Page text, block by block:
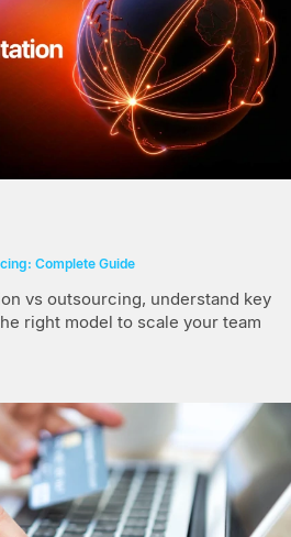
Complete Guide
vs outsourcing, understand key
right model to scale your team